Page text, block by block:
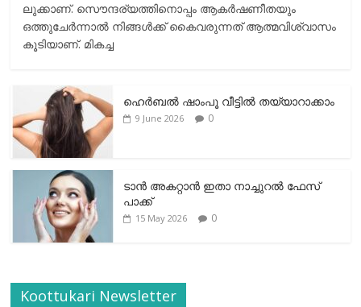
ലുക്കാണ്. സൌന്ദര്യത്തിനൊപ്പം ആകര്‍ഷണീതയും
ഒത്തുചേര്‍ന്നാല്‍ നിങ്ങള്‍ക്ക് കൈവരുന്നത് ആത്മവിശ്വാസം
കൂടിയാണ്. മികച്ച
ഹെര്‍ബല്‍ ഷാംപൂ വീട്ടില്‍ തയ്യാറാക്കാം
9 June 2026 0
ടാന്‍ അകറ്റാന്‍ ഇതാ നാച്ചുറല്‍ ഫേസ്
പാക്ക്
15 May 2026 0
Koottukari Newsletter